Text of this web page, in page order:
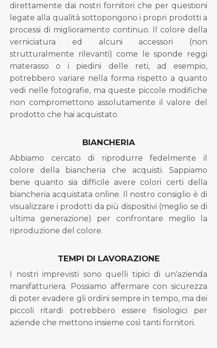
direttamente dai nostri fornitori che per questioni
legate alla qualità sottopongono i propri prodotti a
processi di miglioramento continuo. Il colore della
verniciatura ed alcuni accessori (non
strutturalmente rilevanti) come le sponde reggi
materasso o i piedini delle reti, ad esempio,
potrebbero variare nella forma rispetto a quanto
vedi nelle fotografie, ma queste piccole modifiche
non compromettono assolutamente il valore del
prodotto che hai acquistato.
BIANCHERIA
Abbiamo cercato di riprodurre fedelmente il
colore della biancheria che acquisti. Sappiamo
bene quanto sia difficile avere colori certi della
biancheria acquistata online. Il nostro consiglio è di
visualizzare i prodotti da più dispositivi (meglio se di
ultima generazione) per confrontare meglio la
riproduzione del colore.
TEMPI DI LAVORAZIONE
I nostri imprevisti sono quelli tipici di un'azienda
manifatturiera. Possiamo affermare con sicurezza
di poter evadere gli ordini sempre in tempo, ma dei
piccoli ritardi potrebbero essere fisiologici per
aziende che mettono insieme così tanti fornitori.